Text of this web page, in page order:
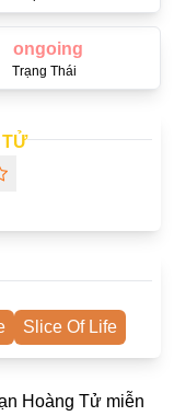
Trạng Thái
ongoing
Slice Of Life
Hoàng Tử miễn